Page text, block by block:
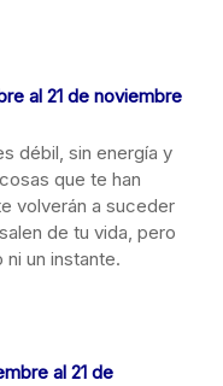
al 21 de noviembre
débil, sin energía y
que te han
volverán a suceder
de tu vida, pero
un instante.
al 21 de